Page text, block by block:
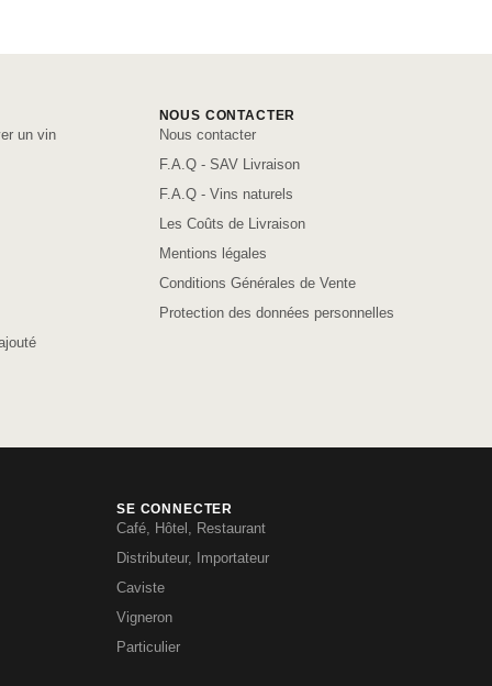
un vin
NOUS CONTACTER
Nous contacter
F.A.Q - SAV Livraison
F.A.Q - Vins naturels
Les Coûts de Livraison
Mentions légales
Conditions Générales de Vente
Protection des données personnelles
SE CONNECTER
Café, Hôtel, Restaurant
Distributeur, Importateur
Caviste
Vigneron
Particulier